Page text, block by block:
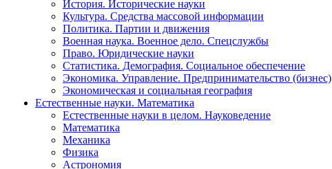
История. Исторические науки
Культура. Средства массовой информации
Политика. Партии и движения
Военная наука. Военное дело. Спецслужбы
Право. Юридические науки
Статистика. Демография. Социальное обеспечение
Экономика. Управление. Предпринимательство (бизнес)
Экономическая и социальная география
Естественные науки. Математика
Естественные науки в целом. Науковедение
Математика
Механика
Физика
Астрономия